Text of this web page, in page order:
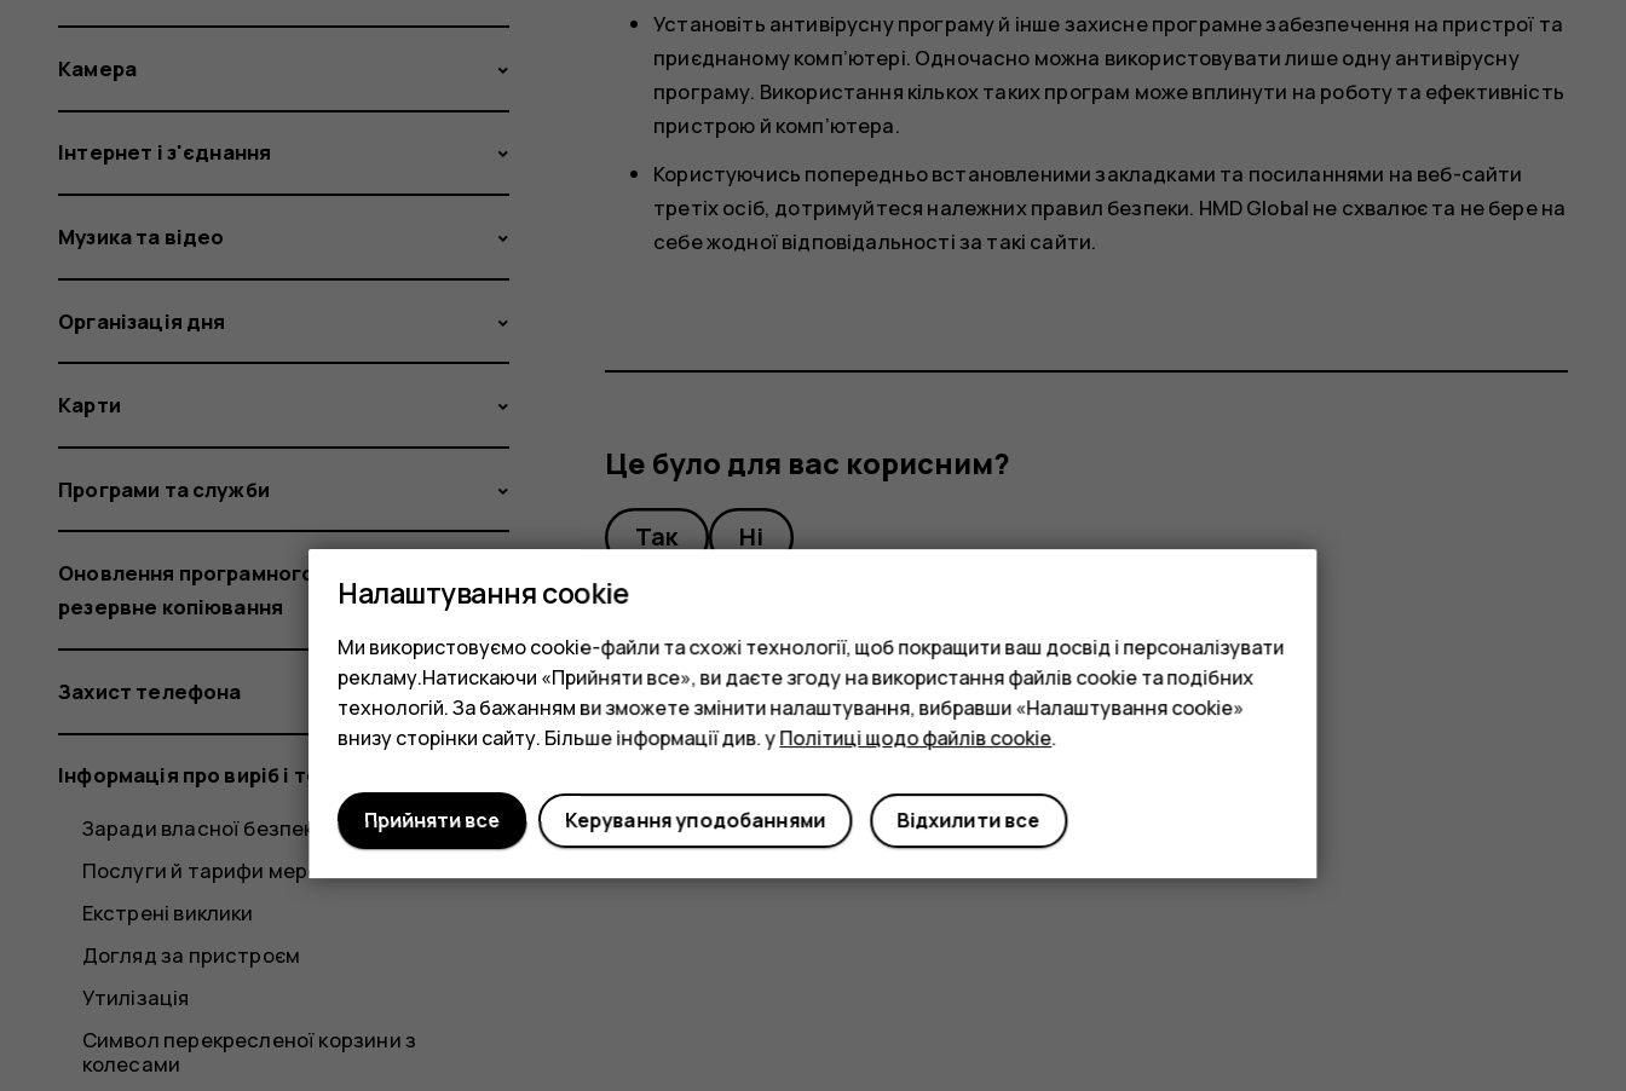
Установіть антивірусну програму й інше захисне програмне забезпечення на пристрої та
приєднаному комп’ютері. Одночасно можна використовувати лише одну антивірусну
програму. Використання кількох таких програм може вплинути на роботу та ефективність
пристрою й комп’ютера.
Користуючись попередньо встановленими закладками та посиланнями на веб-сайти
третіх осіб, дотримуйтеся належних правил безпеки. HMD Global не схвалює та не бере на
себе жодної відповідальності за такі сайти.
Це було для вас корисним?
Так Ні
Камера
Інтернет і з'єднання
Музика та відео
Організація дня
Карти
Програми та служби
Оновлення програмного забезпечення та
резервне копіювання
Захист телефона
Інформація про виріб і техніку безпеки
Заради власної безпеки
Послуги й тарифи мережі
Екстрені виклики
Догляд за пристроєм
Утилізація
Символ перекресленої корзини з
колесами
Налаштування cookie
Ми використовуємо cookie-файли та схожі технології, щоб покращити ваш досвід і персоналізувати
рекламу.Натискаючи «Прийняти все», ви даєте згоду на використання файлів cookie та подібних
технологій. За бажанням ви зможете змінити налаштування, вибравши «Налаштування cookie»
внизу сторінки сайту. Більше інформації див. уПолітиці щодо файлів cookie.
Відхилити все
Керування уподобаннями
Прийняти все